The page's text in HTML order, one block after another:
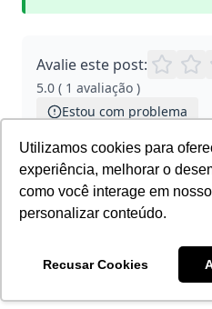
Utilizamos cookies para
experiência, melhorar o
como você interage em
personalizar conteúdo.
Recusar Cookies
Avalie este post:
5.0 ( 1 avaliação )
Estou com problema
‹ Anterior
Menu tarefas - Plano
Menu